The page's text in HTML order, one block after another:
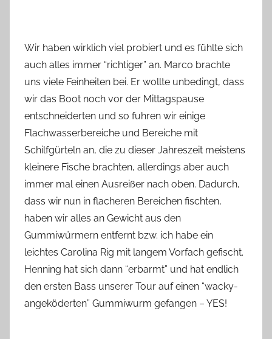
Wir haben wirklich viel probiert und es fühlte sich
auch alles immer “richtiger” an. Marco brachte
uns viele Feinheiten bei. Er wollte unbedingt, dass
wir das Boot noch vor der Mittagspause
entschneiderten und so fuhren wir einige
Flachwasserbereiche und Bereiche mit
Schilfgürteln an, die zu dieser Jahreszeit meistens
kleinere Fische brachten, allerdings aber auch
immer mal einen Ausreißer nach oben. Dadurch,
dass wir nun in flacheren Bereichen fischten,
haben wir alles an Gewicht aus den
Gummiwürmern entfernt bzw. ich habe ein
leichtes Carolina Rig mit langem Vorfach gefischt.
Henning hat sich dann “erbarmt” und hat endlich
den ersten Bass unserer Tour auf einen “wacky-
angeköderten” Gummiwurm gefangen – YES!